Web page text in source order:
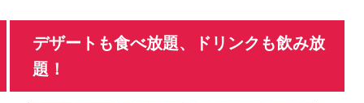
デザートも食べ放題、ドリンクも飲み放
題！